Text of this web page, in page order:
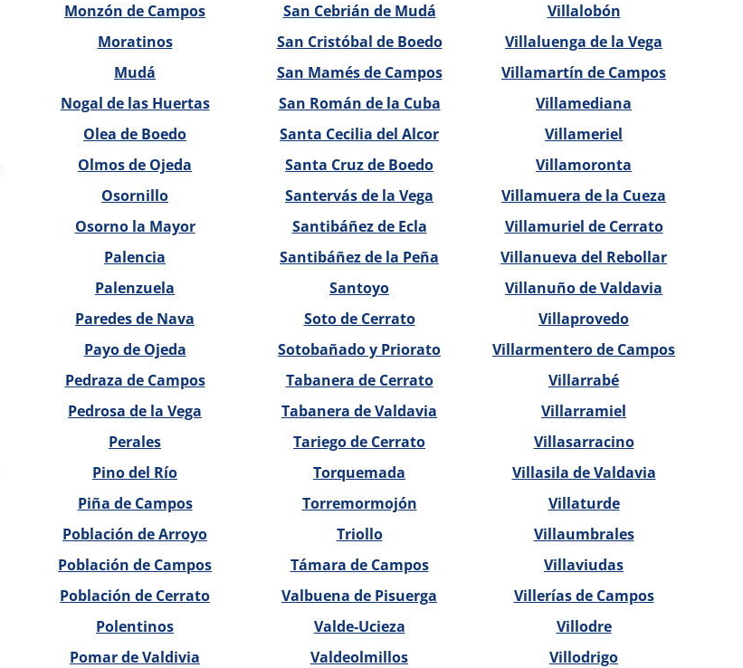
Monzón de Campos
Moratinos
Mudá
Nogal de las Huertas
Olea de Boedo
Olmos de Ojeda
Osornillo
Osorno la Mayor
Palencia
Palenzuela
Paredes de Nava
Payo de Ojeda
Pedraza de Campos
Pedrosa de la Vega
Perales
Pino del Río
Piña de Campos
Población de Arroyo
Población de Campos
Población de Cerrato
Polentinos
Pomar de Valdivia
San Cebrián de Mudá
San Cristóbal de Boedo
San Mamés de Campos
San Román de la Cuba
Santa Cecilia del Alcor
Santa Cruz de Boedo
Santervás de la Vega
Santibáñez de Ecla
Santibáñez de la Peña
Santoyo
Soto de Cerrato
Sotobañado y Priorato
Tabanera de Cerrato
Tabanera de Valdavia
Tariego de Cerrato
Torquemada
Torremormojón
Triollo
Támara de Campos
Valbuena de Pisuerga
Valde-Ucieza
Valdeolmillos
Villalobón
Villaluenga de la Vega
Villamartín de Campos
Villamediana
Villameriel
Villamoronta
Villamuera de la Cueza
Villamuriel de Cerrato
Villanueva del Rebollar
Villanuño de Valdavia
Villaprovedo
Villarmentero de Campos
Villarrabé
Villarramiel
Villasarracino
Villasila de Valdavia
Villaturde
Villaumbrales
Villaviudas
Villerías de Campos
Villodre
Villodrigo